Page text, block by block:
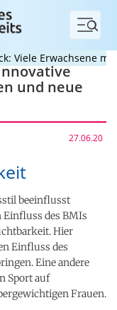
Menü
Viele Erwachsene mit
und neue
27.06.20
beeinflusst
Einfluss des BMIs
Hier
Einfluss des
Eine andere
Sport auf
Frauen.